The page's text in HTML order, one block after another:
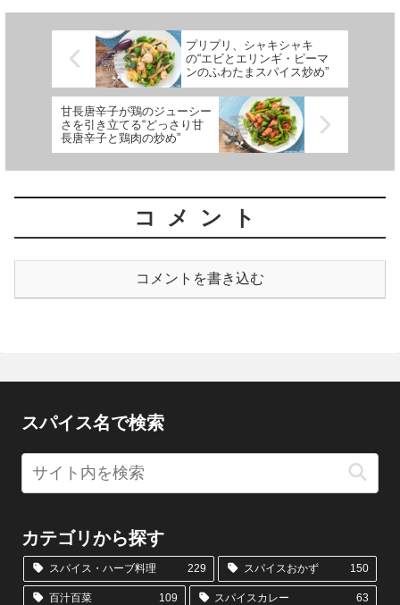
プリプリ、シャキシャキ
の“エビとエリンギ・ピーマ
ンのふわたまスパイス炒め”
甘長唐辛子が鶏のジューシー
さを引き立てる“どっさり甘
長唐辛子と鶏肉の炒め”
コメント
コメントを書き込む
スパイス名で検索
カテゴリから探す
スパイス・ハーブ料理 229 スパイスおかず 150
百汁百菜 109 スパイスカレー 63